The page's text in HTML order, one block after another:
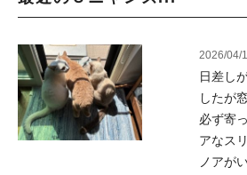
2026/04/
日差し
したが
必ず寄
アなス
ノアが